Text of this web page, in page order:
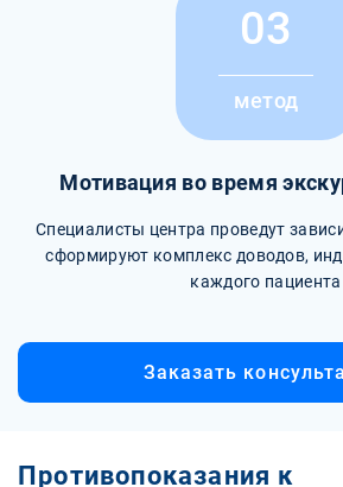
03
метод
Мотивация во время
Специалисты центра проведут
сформируют комплекс доводов,
каждого пациента
Заказать
Противопоказания к